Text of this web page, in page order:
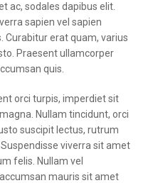
ac, sodales dapibus elit.
sapien vel sapien
Curabitur erat quam, varius
Praesent ullamcorper
quis.
orci turpis, imperdiet sit
Nullam tincidunt, orci
suscipit lectus, rutrum
viverra sit amet
felis. Nullam vel
mauris sit amet